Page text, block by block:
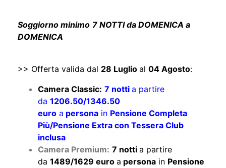
Soggiorno minimo 7 NOTTI da DOMENICA a
DOMENICA
>> Offerta valida dal 28 Luglio al 04 Agosto:
Camera Classic: 7 notti a partire
da 1206.50/1346.50
euro a persona in Pensione Completa
Più/Pensione Extra con Tessera Club
inclusa
Camera Premium: 7 notti a partire
da 1489/1629 euro a persona in Pensione